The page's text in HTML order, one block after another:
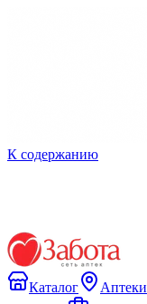
К содержанию
Каталог Аптеки